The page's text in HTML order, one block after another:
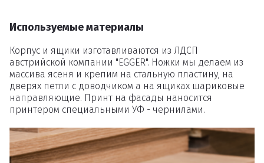
Используемые материалы
Корпус и ящики изготавливаются из ЛДСП
австрийской компании "EGGER". Ножки мы делаем из
массива ясеня и крепим на стальную пластину, на
дверях петли с доводчиком а на ящиках шариковые
направляющие. Принт на фасады наносится
принтером специальными УФ - чернилами.
Удалить